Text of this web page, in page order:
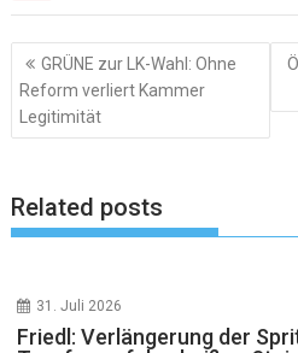
Beitragsnavigation
GRÜNE zur LK-Wahl: Ohne
Reform verliert Kammer
Legitimität
Related posts
31. Juli 2026
Friedl: Verlängerung der